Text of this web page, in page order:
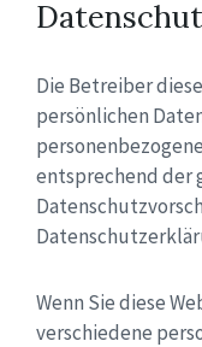
Die Betreiber
persönlichen
entsprechend der
Wenn Sie diese
verschiedene